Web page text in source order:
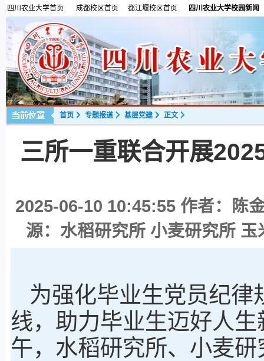
四川农业大学首页 成都校区首页 都江堰校区首页 四川农业大学校园新闻
首页 专题报道 基层党建 正文
三所一重联合开展
2025-06-10 10:45:55作者：陈
源：水稻研究所 小麦研究所
为强化毕业生党员纪
线，助力毕业生迈好人
午，水稻研究所、小麦